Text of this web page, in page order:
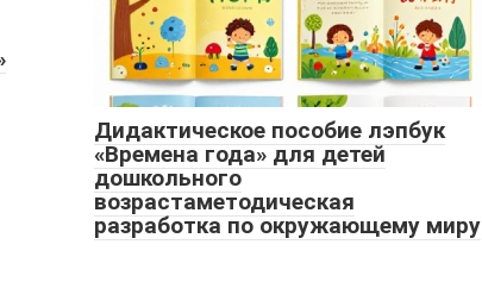
Дидактическое пособие лэпбук
«Времена года» для детей
дошкольного
возрастаметодическая
разработка по окружающему миру